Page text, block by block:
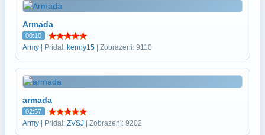
Armada
00:10
Army | Pridal: kenny15 | Zobrazení: 9110
armada
02:57
Army | Pridal: ZVSJ | Zobrazení: 9202